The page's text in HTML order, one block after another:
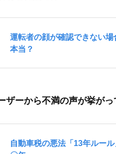
ザーから不満の声が挙がっ